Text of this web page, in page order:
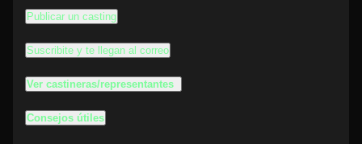
Publicar un casting
Suscribite y te llegan al correo
Ver castineras/representantes
Consejos útiles